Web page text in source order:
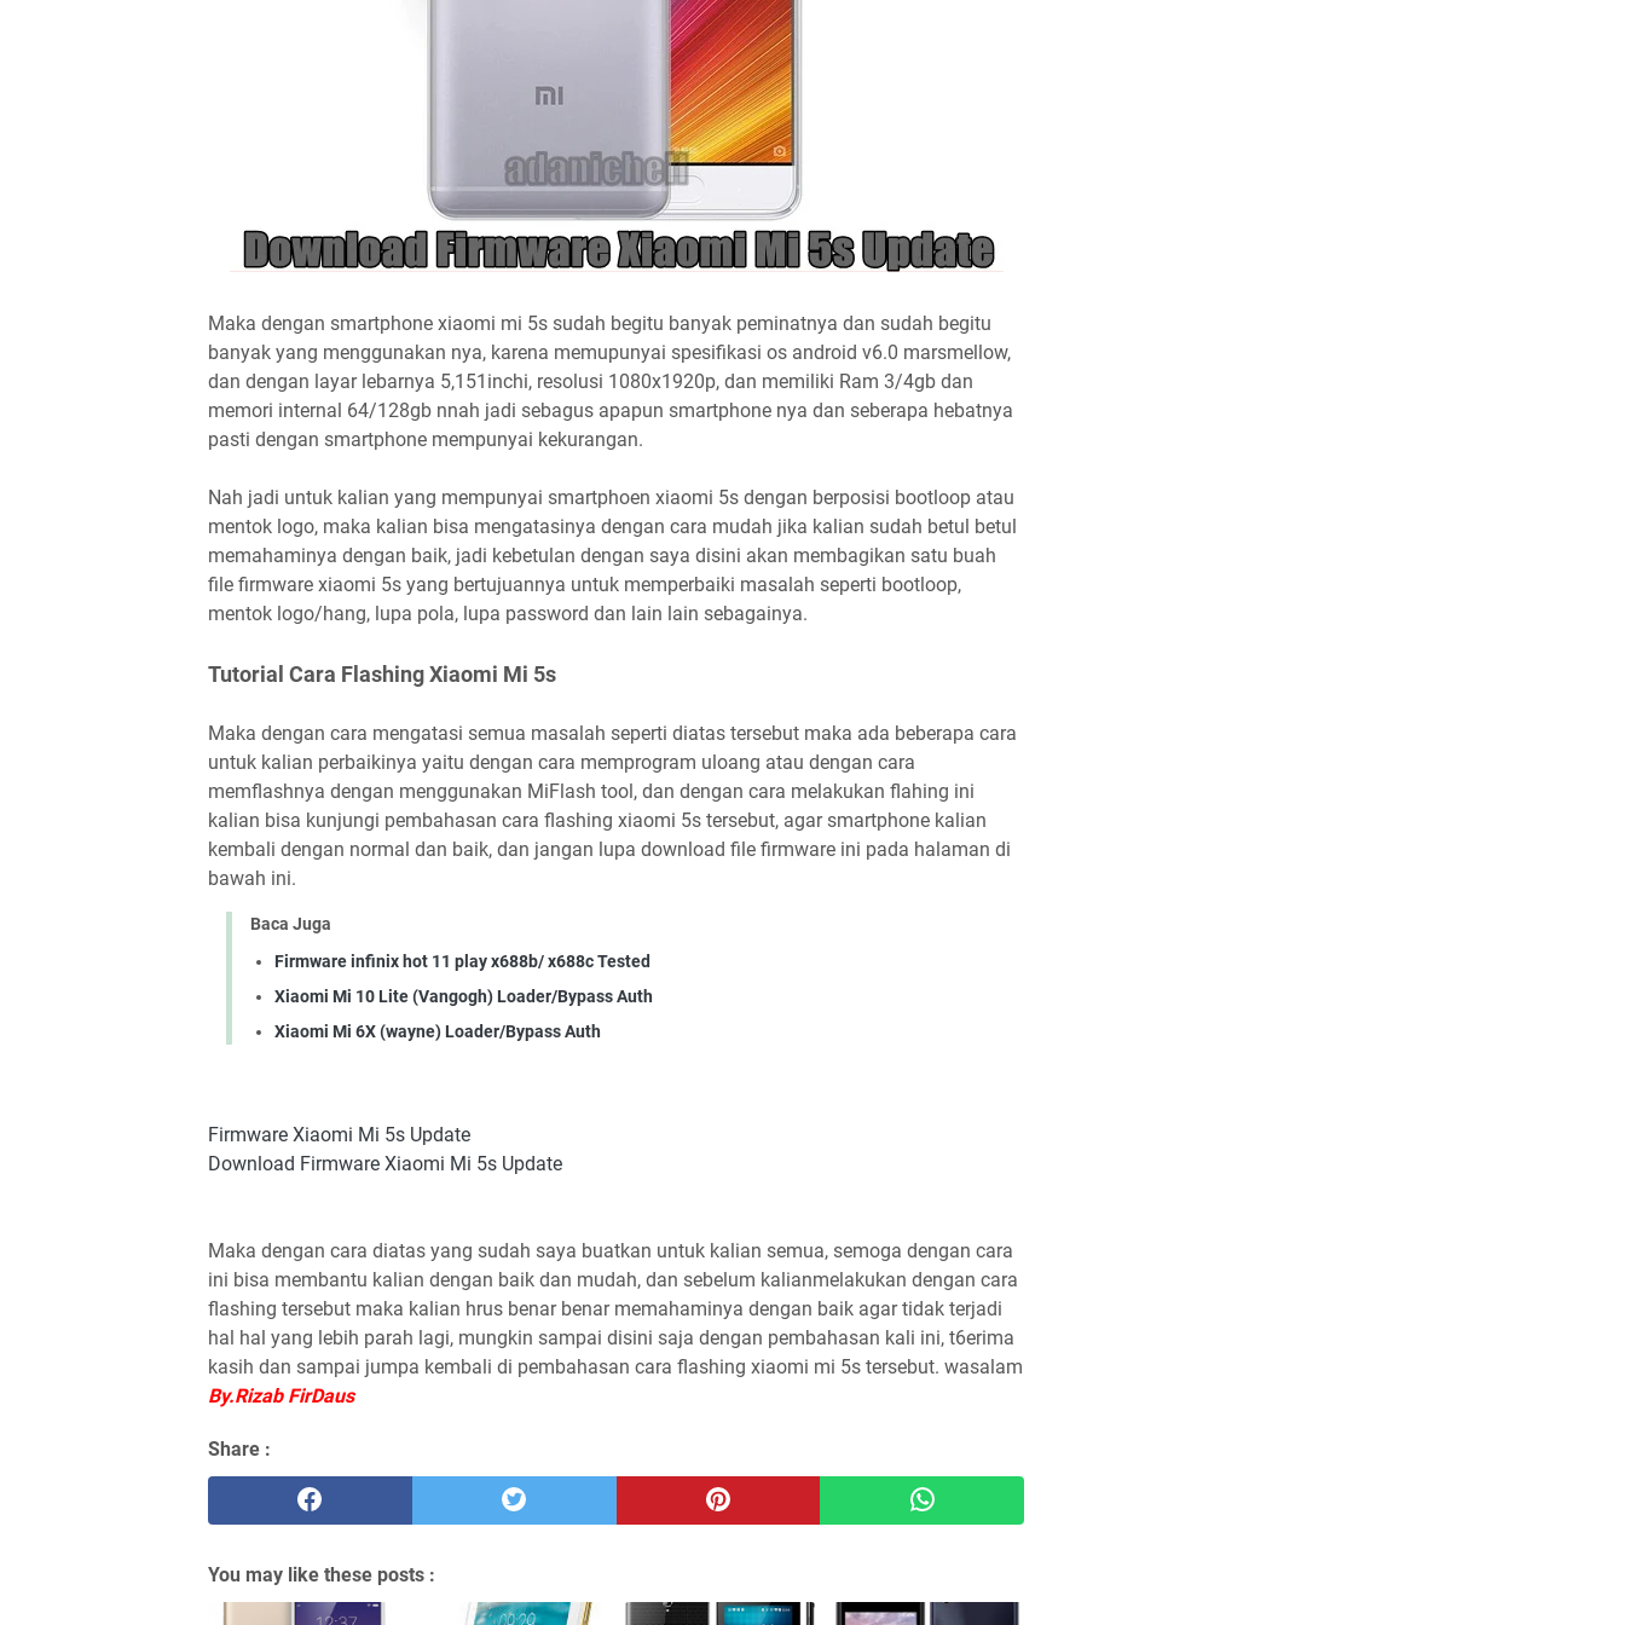
Maka dengan smartphone xiaomi mi 5s sudah begitu banyak peminatnya dan sudah begitu
banyak yang menggunakan nya, karena memupunyai spesifikasi os android v6.0 marsmellow,
dan dengan layar lebarnya 5,151inchi, resolusi 1080x1920p, dan memiliki Ram 3/4gb dan
memori internal 64/128gb nnah jadi sebagus apapun smartphone nya dan seberapa hebatnya
pasti dengan smartphone mempunyai kekurangan.
Nah jadi untuk kalian yang mempunyai smartphoen xiaomi 5s dengan berposisi bootloop atau
mentok logo, maka kalian bisa mengatasinya dengan cara mudah jika kalian sudah betul betul
memahaminya dengan baik, jadi kebetulan dengan saya disini akan membagikan satu buah
file firmware xiaomi 5s yang bertujuannya untuk memperbaiki masalah seperti bootloop,
mentok logo/hang, lupa pola, lupa password dan lain lain sebagainya.
Tutorial Cara Flashing Xiaomi Mi 5s
Maka dengan cara mengatasi semua masalah seperti diatas tersebut maka ada beberapa cara
untuk kalian perbaikinya yaitu dengan cara memprogram uloang atau dengan cara
memflashnya dengan menggunakan MiFlash tool, dan dengan cara melakukan flahing ini
kalian bisa kunjungi pembahasan cara flashing xiaomi 5s tersebut, agar smartphone kalian
kembali dengan normal dan baik, dan jangan lupa download file firmware ini pada halaman di
bawah ini.
Baca Juga
Firmware infinix hot 11 play x688b/ x688c Tested
Xiaomi Mi 10 Lite (Vangogh) Loader/Bypass Auth
Xiaomi Mi 6X (wayne) Loader/Bypass Auth
Firmware Xiaomi Mi 5s Update
Download Firmware Xiaomi Mi 5s Update
Maka dengan cara diatas yang sudah saya buatkan untuk kalian semua, semoga dengan cara
ini bisa membantu kalian dengan baik dan mudah, dan sebelum kalianmelakukan dengan cara
flashing tersebut maka kalian hrus benar benar memahaminya dengan baik agar tidak terjadi
hal hal yang lebih parah lagi, mungkin sampai disini saja dengan pembahasan kali ini, t6erima
kasih dan sampai jumpa kembali di pembahasan cara flashing xiaomi mi 5s tersebut. wasalam
By.Rizab FirDaus
Share :
You may like these posts :